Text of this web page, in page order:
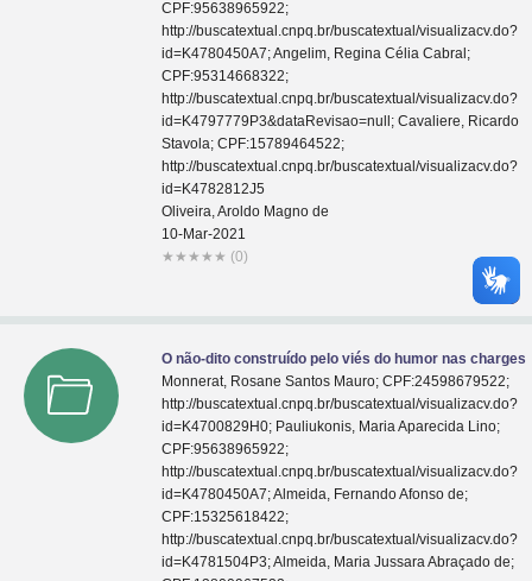
CPF:95638965922;
http://buscatextual.cnpq.br/buscatextual/visualizacv.do?
id=K4780450A7; Angelim, Regina Célia Cabral;
CPF:95314668322;
http://buscatextual.cnpq.br/buscatextual/visualizacv.do?
id=K4797779P3&dataRevisao=null; Cavaliere, Ricardo
Stavola; CPF:15789464522;
http://buscatextual.cnpq.br/buscatextual/visualizacv.do?
id=K4782812J5
Oliveira, Aroldo Magno de
10-Mar-2021
★ ★ ★ ★ ★ (0)
O não-dito construído pelo viés do humor nas charges
Monnerat, Rosane Santos Mauro; CPF:24598679522;
http://buscatextual.cnpq.br/buscatextual/visualizacv.do?
id=K4700829H0; Pauliukonis, Maria Aparecida Lino;
CPF:95638965922;
http://buscatextual.cnpq.br/buscatextual/visualizacv.do?
id=K4780450A7; Almeida, Fernando Afonso de;
CPF:15325618422;
http://buscatextual.cnpq.br/buscatextual/visualizacv.do?
id=K4781504P3; Almeida, Maria Jussara Abraçado de;